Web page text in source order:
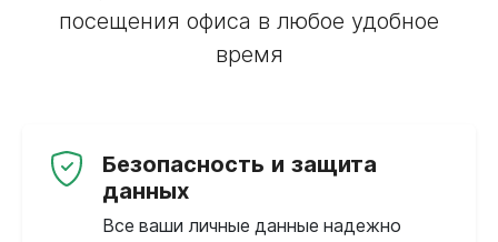
посещения офиса в любое удобное
время
Безопасность и защита
данных
Все ваши личные данные надежно